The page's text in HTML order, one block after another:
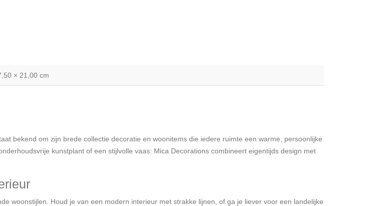
× 21,00 cm
bekend om zijn brede collectie decoratie en woonitems die iedere ruimte een warme, persoonlijke
kunstplant of een stijlvolle vaas: Mica Decorations combineert eigentijds design met
woonstijlen. Houd je van een modern interieur met strakke lijnen, of ga je liever voor een landelijke